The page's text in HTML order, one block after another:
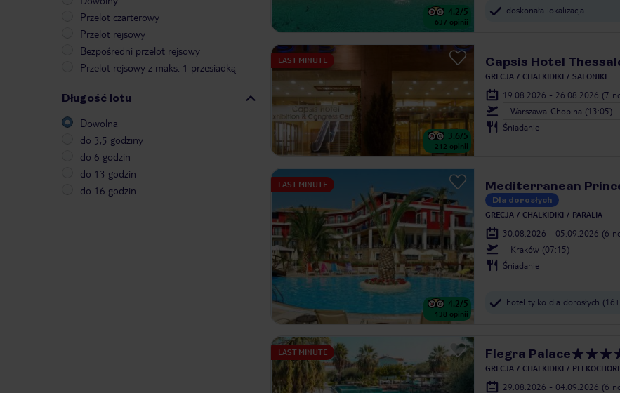
Przelot czarterowy
Przelot rejsowy
Bezpośredni przelot rejsowy
Przelot rejsowy z maks. 1 przesiadką
Długość lotu
Dowolna
do 3,5 godziny
do 6 godzin
do 13 godzin
do 16 godzin
4.2/5
637 opinii
doskonała lokalizacja
LAST MINUTE
3.6/5
212 opinii
Capsis Hotel
GRECJA CHALKIDIKI SALONIKI
19.08.2026 - 26.08.2026 (7
Warszawa-Chopina (13:05)
Śniadanie
LAST MINUTE
4.2/5
138 opinii
Mediterranean
Dla dorosłych
GRECJA CHALKIDIKI PARALIA
30.08.2026 - 05.09.2026 (6
Kraków (07:15)
Śniadanie
hotel tylko dla dorosłych
LAST MINUTE Flegra Palace
GRECJA CHALKIDIKI PEFKOCHORI
29.08.2026 - 04.09.2026 (6